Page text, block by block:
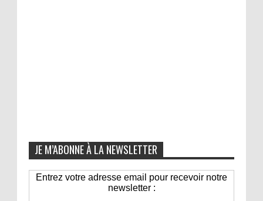
JE M’ABONNE À LA NEWSLETTER
Entrez votre adresse email pour recevoir notre
newsletter :